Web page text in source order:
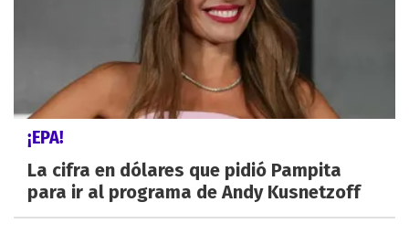
¡EPA!
La cifra en dólares que pidió Pampita
para ir al programa de Andy Kusnetzoff